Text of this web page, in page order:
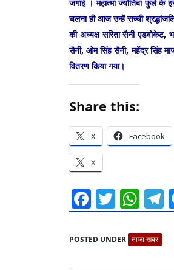
जगाई । महात्मा ज्योतिबा फुले के
चलना ही आज उन्हें सच्ची
की अध्यक्ष सरिता सैनी एडवोकेट,
सैनी, ओम सिंह सैनी, महेंद्र सिंह
वितरण किया गया।
Share this:
X Facebook
X
POSTED UNDER ताजा ख़बर